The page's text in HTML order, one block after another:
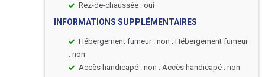
Rez-de-chaussée : oui
INFORMATIONS SUPPLÉMENTAIRES
Hébergement fumeur : non : Hébergement fumeur
: non
Accès handicapé : non : Accès handicapé : non